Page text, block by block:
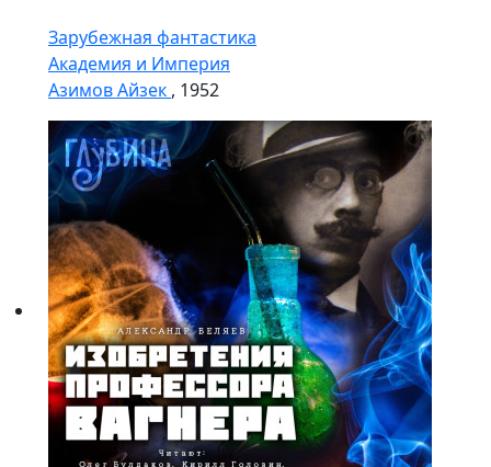
Зарубежная фантастика
Академия и Империя
Азимов Айзек , 1952